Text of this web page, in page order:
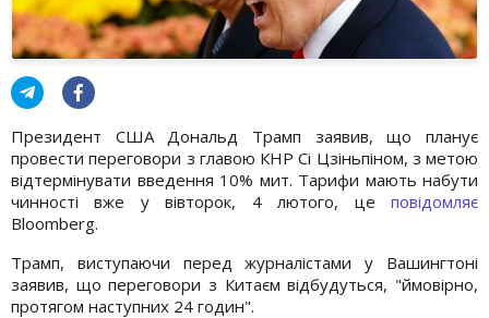
Президент США Дональд Трамп заявив, що планує
провести переговори з главою КНР Сі Цзіньпіном, з метою
відтермінувати введення 10% мит. Тарифи мають набути
чинності вже у вівторок, 4 лютого, це повідомляє
Bloomberg.
Трамп, виступаючи перед журналістами у Вашингтоні
заявив, що переговори з Китаєм відбудуться, "ймовірно,
протягом наступних 24 годин".